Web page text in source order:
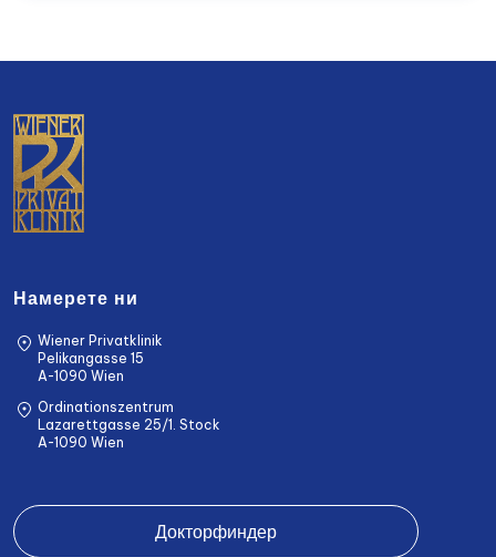
Намерете ни
Wiener Privatklinik
Pelikangasse 15
A-1090 Wien
Ordinationszentrum
Lazarettgasse 25/1. Stock
A-1090 Wien
Докторфиндер